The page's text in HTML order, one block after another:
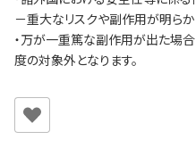
－重大なリスクや副作用が明ら
・万が一重篤な副作用が出た場
度の対象外となります。